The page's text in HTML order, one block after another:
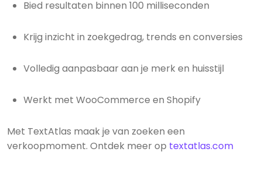
Bied resultaten binnen 100 milliseconden
Krijg inzicht in zoekgedrag, trends en conversies
Volledig aanpasbaar aan je merk en huisstijl
Werkt met WooCommerce en Shopify
Met TextAtlas maak je van zoeken een
verkoopmoment. Ontdek meer op textatlas.com